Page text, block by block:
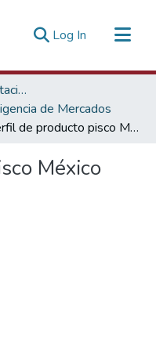
Log In (current)
Promoción de las Exportaciones
de Mercados
Perfil de producto pisco México
México